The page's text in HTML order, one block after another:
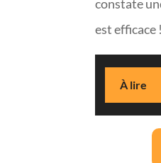
constate
est efficace !
À lire